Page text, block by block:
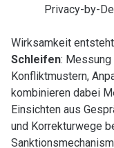
Privacy-by-
Wirksamkeit
Schleifen: Messung
Konfliktmustern,
kombinieren dabei
Einsichten aus
und Korrekturwege